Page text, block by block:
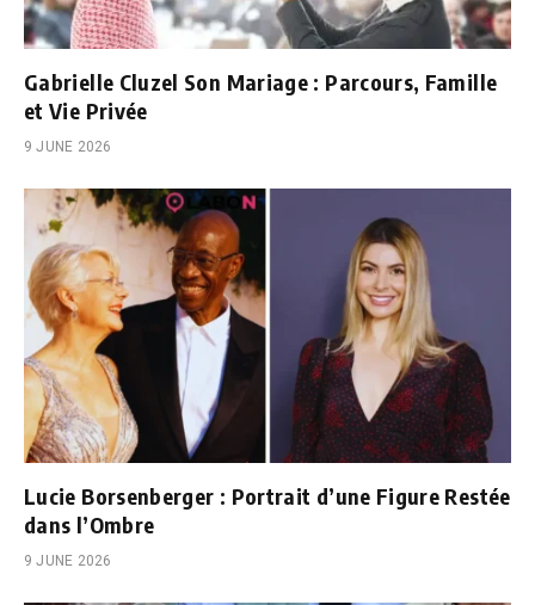
Gabrielle Cluzel Son Mariage : Parcours, Famille
et Vie Privée
9 JUNE 2026
Lucie Borsenberger : Portrait d’une Figure Restée
dans l’Ombre
9 JUNE 2026